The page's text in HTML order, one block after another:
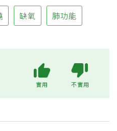
缺氧 肺功能
實用 不實用